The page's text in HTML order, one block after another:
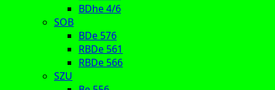
BDhe 4/6
SOB
BDe 576
RBDe 561
RBDe 566
SZU